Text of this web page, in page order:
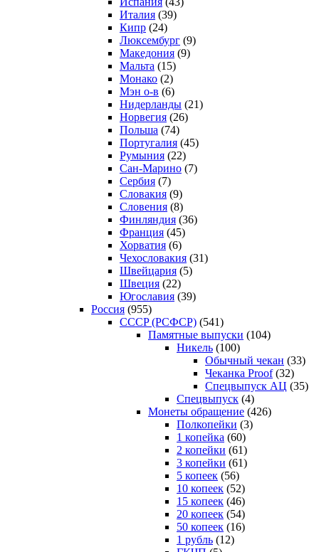
Италия (39)
Кипр (24)
Люксембург (9)
Македония (9)
Мальта (15)
Монако (2)
Мэн о-в (6)
Нидерланды (21)
Норвегия (26)
Польша (74)
Португалия (45)
Румыния (22)
Сан-Марино (7)
Сербия (7)
Словакия (9)
Словения (8)
Финляндия (36)
Франция (45)
Хорватия (6)
Чехословакия (31)
Швейцария (5)
Швеция (22)
Югославия (39)
Россия (955)
CCCP (РСФСР) (541)
Памятные выпуски (104)
Никель (100)
Обычный чекан (33)
Чеканка Proof(32)
Спецвыпуск АЦ (35)
Спецвыпуск (4)
Монеты обращение (426)
Полкопейки (3)
1 копейка (60)
2 копейки (61)
3 копейки (61)
5 копеек (56)
10 копеек (52)
15 копеек (46)
20 копеек (54)
50 копеек (16)
1 рубль (12)